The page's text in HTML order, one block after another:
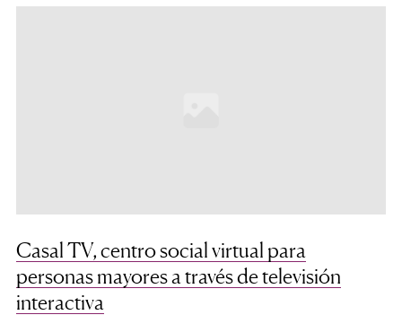
Casal TV, centro social virtual para
personas mayores a través de televisión
interactiva